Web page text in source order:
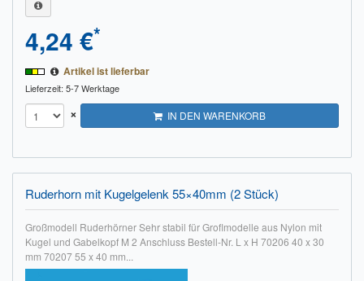
4,24 €*
Artikel ist lieferbar
Lieferzeit: 5-7 Werktage
× IN DEN WARENKORB
Ruderhorn mit Kugelgelenk 55×40mm (2 Stück)
Großmodell Ruderhörner Sehr stabil für Groflmodelle aus Nylon mit
Kugel und Gabelkopf M 2 Anschluss Bestell-Nr. L x H 70206 40 x 30
mm 70207 55 x 40 mm...